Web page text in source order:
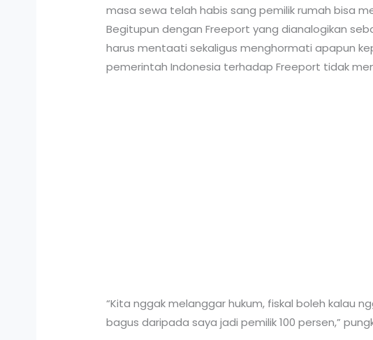
masa sewa telah habis sang pemilik rumah bisa
Begitupun dengan Freeport yang dianalogikan
harus mentaati sekaligus menghormati apapun
pemerintah Indonesia terhadap Freeport tidak
“Kita nggak melanggar hukum, fiskal boleh kalau
bagus daripada saya jadi pemilik 100 persen,”